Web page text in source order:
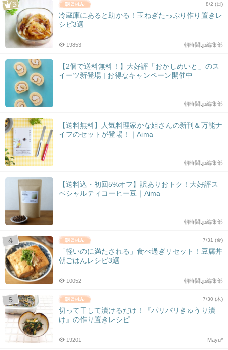
8/2 (日)
冷蔵庫にあると助かる！玉ねぎたっぷり作り置きレ
シピ3選
朝時間.jp編集部
19853
【2個で送料無料！】大好評「おかしめいと」のス
イーツ新登場 | お得なキャンペーン開催中
朝時間.jp編集部
【送料無料】人気料理家かな姐さんの新刊＆万能ナ
イフのセットが登場！｜Aima
朝時間.jp編集部
【送料込・初回5%オフ】訳ありおトク！大好評ス
ペシャルティコーヒー豆｜Aima
朝時間.jp編集部
7/31 (金)
「軽いのに満たされる」食べ過ぎリセット！豆腐丼
朝ごはんレシピ3選
朝時間.jp編集部
10052
7/30 (木)
切って干して漬けるだけ！『パリパリきゅうり漬
け』の作り置きレシピ
Mayu*
19201